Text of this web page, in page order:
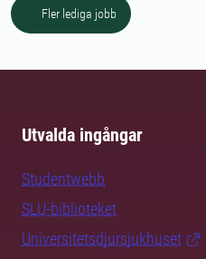
Fler lediga jobb
Utvalda ingångar
Studentwebb
SLU-biblioteket
Universitetsdjursjukhuset